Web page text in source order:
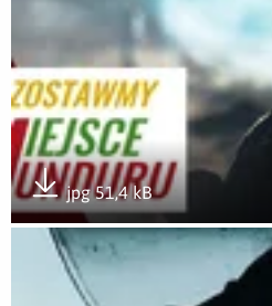
jpg 51,4 kB
Pobierz załącznik
Otwórz załącznik